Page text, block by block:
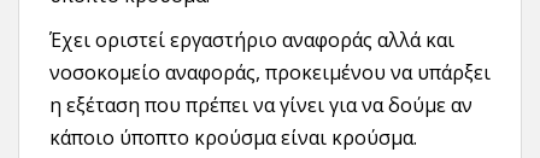
Έχει οριστεί εργαστήριο αναφοράς αλλά και
νοσοκομείο αναφοράς, προκειμένου να υπάρξει
η εξέταση που πρέπει να γίνει για να δούμε αν
κάποιο ύποπτο κρούσμα είναι κρούσμα.